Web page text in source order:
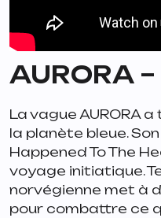
AURORA –
La vague AURORA
la planète bleue.
Happened To The
voyage initiatique.
norvégienne met à
pour combattre ce